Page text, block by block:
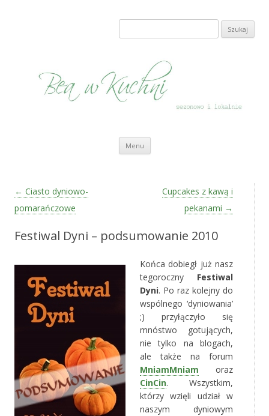
Szukaj:
Menu Przeskocz do treści
Zobacz wpisy
← Ciasto dyniowo-
pomarańczowe
Cupcakes z kawą i
pekanami →
Festiwal Dyni – podsumowanie 2010
Końca dobiegł już nasz
tegoroczny Festiwal
Dyni. Po raz kolejny do
wspólnego ‘dyniowania’
;) przyłączyło się
mnóstwo gotujących,
nie tylko na blogach,
ale także na forum
MniamMniam oraz
CinCin. Wszystkim,
którzy wzięli udział w
naszym dyniowym